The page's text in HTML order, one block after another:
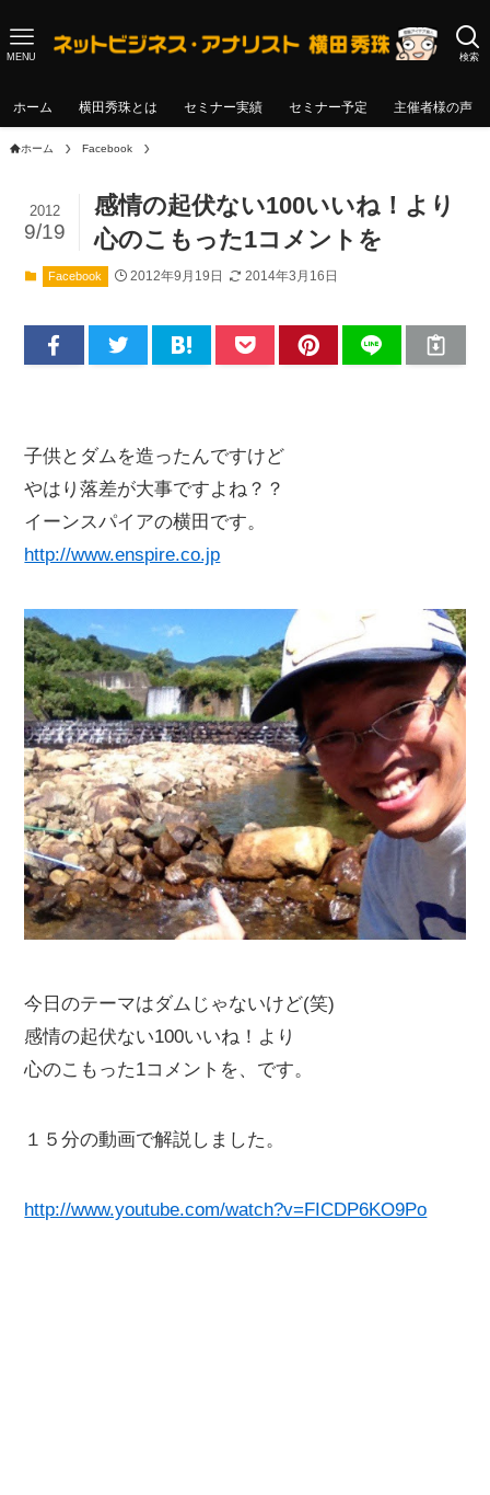
検索
MENU
ホーム 横田秀珠とは セミナー実績 セミナー予定 主催者様の声
ホーム Facebook
感情の起伏ない100いいね！より
心のこもった1コメントを
2012
9/19
Facebook 2012年9月19日 2014年3月16日
子供とダムを造ったんですけど
やはり落差が大事ですよね？？
イーンスパイアの横田です。
http://www.enspire.co.jp
今日のテーマはダムじゃないけど(笑)
感情の起伏ない100いいね！より
心のこもった1コメントを、です。
１５分の動画で解説しました。
http://www.youtube.com/watch?v=FICDP6KO9Po